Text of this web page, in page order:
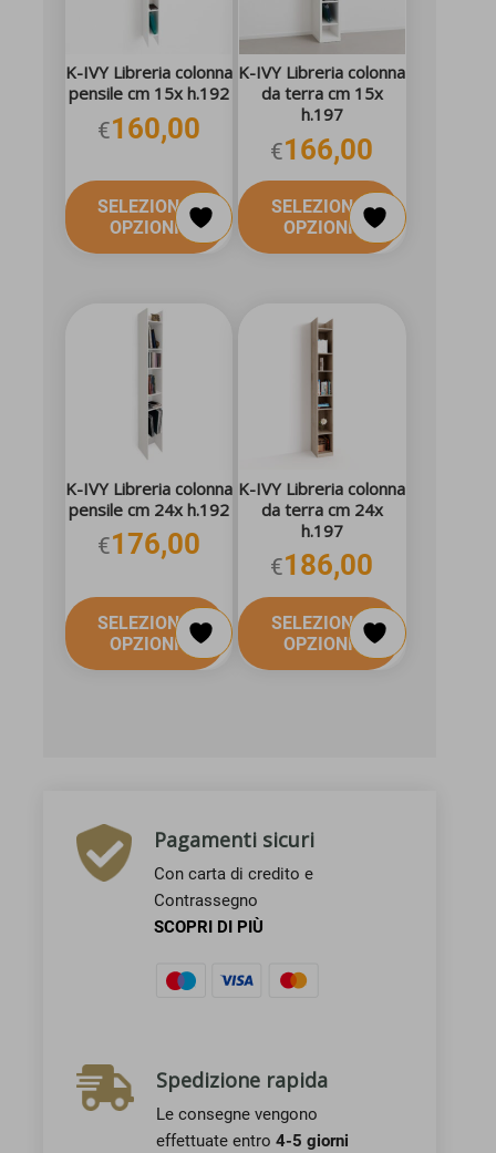
K-IVY Libreria colonna
pensile cm 15x h.192
€160,00
SELEZIONA
OPZIONI
K-IVY Libreria colonna
da terra cm 15x
h.197
€166,00
SELEZIONA
OPZIONI
K-IVY Libreria colonna
pensile cm 24x h.192
€176,00
SELEZIONA
OPZIONI
K-IVY Libreria colonna
da terra cm 24x
h.197
€186,00
SELEZIONA
OPZIONI
Pagamenti sicuri
Con carta di credito e
Contrassegno
SCOPRI DI PIÙ
Spedizione rapida
Le consegne vengono
effettuate entro4-5 giorni